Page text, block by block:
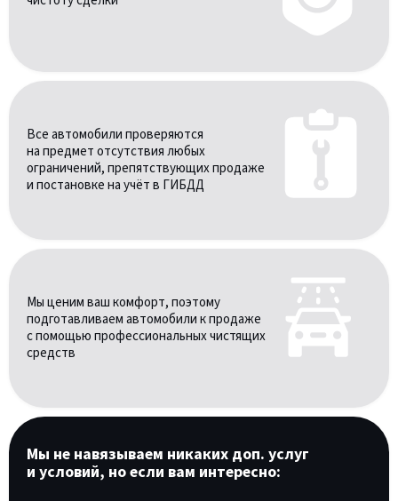
Все автомобили проверяются
на предмет отсутствия любых
ограничений, препятствующих продаже
и постановке на учёт в ГИБДД
Мы ценим ваш комфорт, поэтому
подготавливаем автомобили к продаже
с помощью профессиональных чистящих
средств
Мы не навязываем никаких доп. услуг
и условий, но если вам интересно: